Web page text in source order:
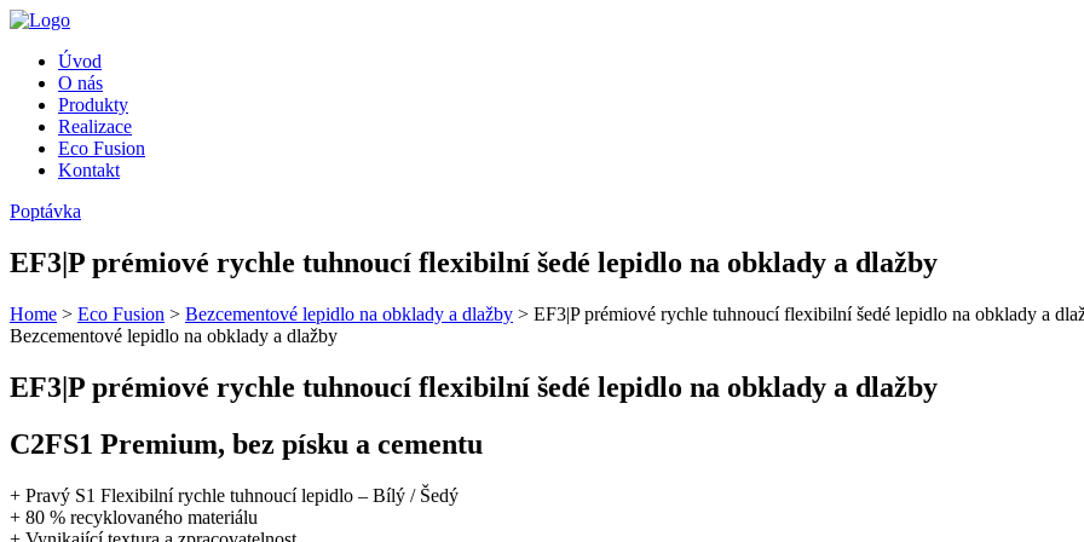
Úvod
O nás
Produkty
Realizace
Eco Fusion
Kontakt
Poptávka
EF3|P prémiové rychle tuhnoucí flexibilní šedé lepidlo na obklady a dlažby
Home > Eco Fusion > Bezcementové lepidlo na obklady a dlažby > EF3|P prémiové rychle tuhnoucí flexibilní šedé lepidlo na obklady a
Bezcementové lepidlo na obklady a dlažby
EF3|P prémiové rychle tuhnoucí flexibilní šedé lepidlo na obklady a dlažby
C2FS1 Premium, bez písku a cementu
+ Pravý S1 Flexibilní rychle tuhnoucí lepidlo – Bílý / Šedý
+ 80 % recyklovaného materiálu